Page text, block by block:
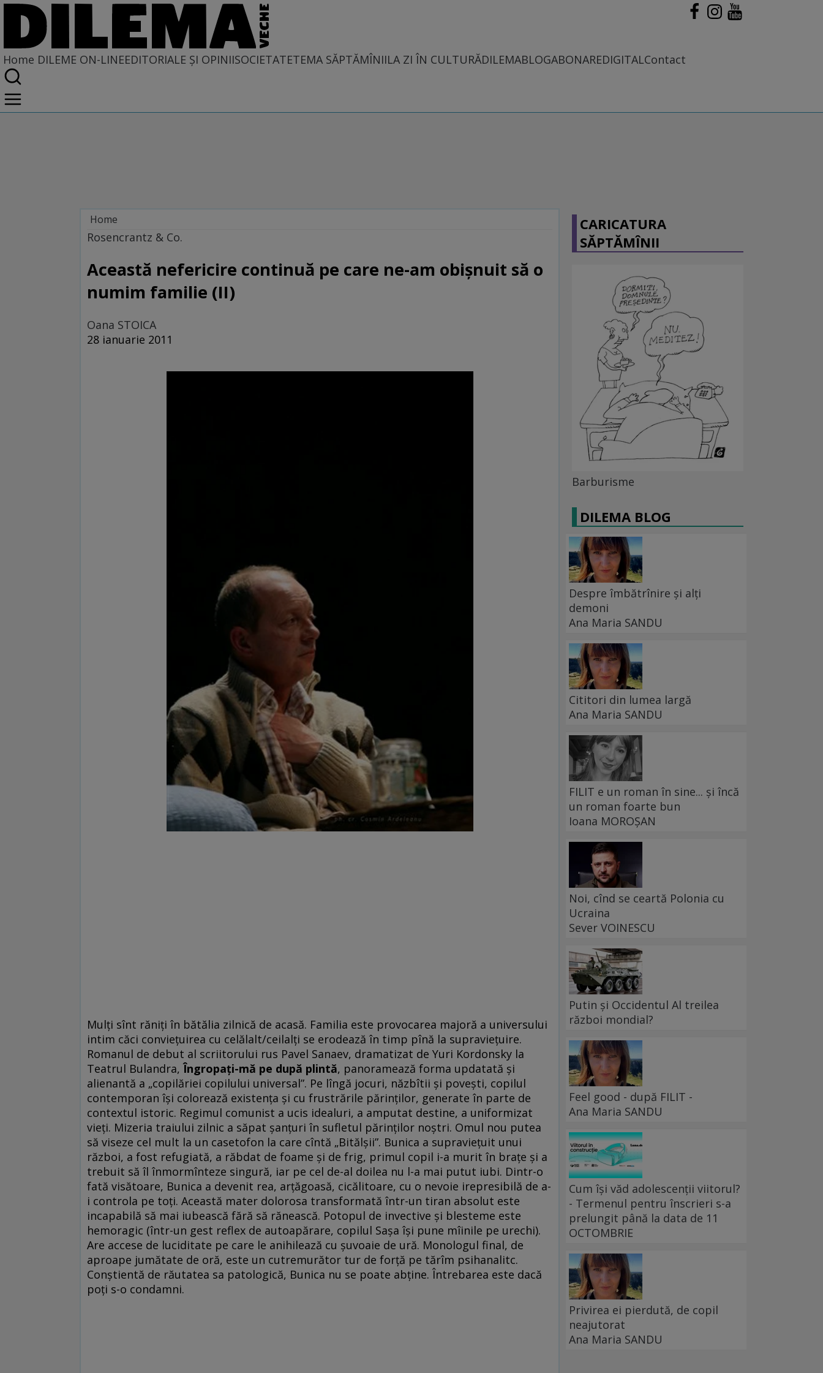
Home DILEME ON-LINEEDITORIALE ȘI OPINIISOCIETATETEMA SĂPTĂMÎNIILA ZI ÎN CULTURĂDILEMABLOGABONAREDIGITALContact
Home
Dileme on-line
Rosencrantz & Co.
Această nefericire continuă pe care ne-am obişnuit să o
numim familie (II)
Oana STOICA
28 ianuarie 2011
Mulţi sînt răniţi în bătălia zilnică de acasă. Familia este provocarea majoră a universului
intim căci convieţuirea cu celălalt/ceilalţi se erodează în timp pînă la supravieţuire.
Romanul de debut al scriitorului rus Pavel Sanaev, dramatizat de Yuri Kordonsky la
Teatrul Bulandra,Îngropaţi-mă pe după plintă, panoramează forma updatată şi
alienantă a „copilăriei copilului universal”. Pe lîngă jocuri, năzbîtii şi poveşti, copilul
contemporan îşi colorează existenţa şi cu frustrările părinţilor, generate în parte de
contextul istoric. Regimul comunist a ucis idealuri, a amputat destine, a uniformizat
vieţi. Mizeria traiului zilnic a săpat şanţuri în sufletul părinţilor noştri. Omul nou putea
să viseze cel mult la un casetofon la care cîntă „Bitălşii”. Bunica a supravieţuit unui
război, a fost refugiată, a răbdat de foame şi de frig, primul copil i-a murit în braţe şi a
trebuit să îl înmormînteze singură, iar pe cel de-al doilea nu l-a mai putut iubi. Dintr-o
fată visătoare, Bunica a devenit rea, arţăgoasă, cicălitoare, cu o nevoie irepresibilă de a-
i controla pe toţi. Această mater dolorosa transformată într-un tiran absolut este
incapabilă să mai iubească fără să rănească. Potopul de invective şi blesteme este
hemoragic (într-un gest reflex de autoapărare, copilul Saşa îşi pune mîinile pe urechi).
Are accese de luciditate pe care le anihilează cu şuvoaie de ură. Monologul final, de
aproape jumătate de oră, este un cutremurător tur de forţă pe tărîm psihanalitc.
Conştientă de răutatea sa patologică, Bunica nu se poate abţine. Întrebarea este dacă
poţi s-o condamni.
CARICATURA
SĂPTĂMÎNII
Barburisme
DILEMA BLOG
Despre îmbătrînire și alți
demoni
Ana Maria SANDU
Cititori din lumea largă
Ana Maria SANDU
FILIT e un roman în sine... și încă
un roman foarte bun
Ioana MOROȘAN
Noi, cînd se ceartă Polonia cu
Ucraina
Sever VOINESCU
Putin și Occidentul Al treilea
război mondial?
Feel good - după FILIT -
Ana Maria SANDU
Cum își văd adolescenții viitorul?
- Termenul pentru înscrieri s-a
prelungit până la data de 11
OCTOMBRIE
Privirea ei pierdută, de copil
neajutorat
Ana Maria SANDU